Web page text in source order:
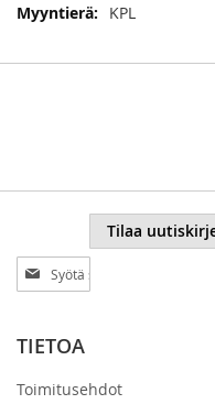
KPL
Tilaa
uutiskirjeemme:
Tilaa
TIETOA
Toimitusehdot